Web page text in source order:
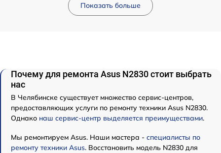
Показать больше
Почему для ремонта Asus N2830 стоит выбрать
нас
В Челябинске существует множество сервис-центров,
предоставляющих услуги по ремонту техники Asus N2830.
Однако наш сервис-центр выделяется преимуществами.
Мы ремонтируем Asus. Наши мастера - специалисты по
ремонту техники Asus. Восстановить модель N2830 для